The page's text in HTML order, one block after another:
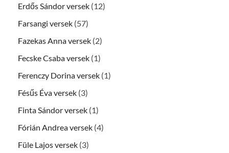
Erdős Sándor versek (12)
Farsangi versek (57)
Fazekas Anna versek (2)
Fecske Csaba versek (1)
Ferenczy Dorina versek (1)
Fésűs Éva versek (3)
Finta Sándor versek (1)
Fórián Andrea versek (4)
Füle Lajos versek (3)